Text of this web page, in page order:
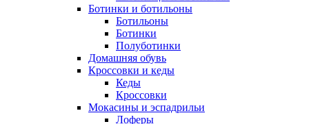
Ботинки и ботильоны
Ботильоны
Ботинки
Полуботинки
Домашняя обувь
Кроссовки и кеды
Кеды
Кроссовки
Мокасины и эспадрильи
Лоферы